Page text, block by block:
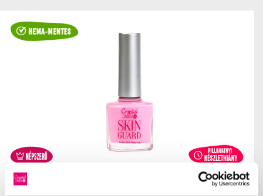
CRYSTAL NAILS SKIN GUARD LIQUID SKIN PROTECTOR - 8ML
Bőrvédő folyadék